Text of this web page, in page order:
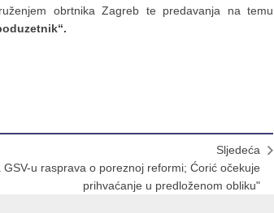
obrtnika Zagreb te predavanja na temu
Sljedeća
GSV-u rasprava o poreznoj reformi; Ćorić očekuje
prihvaćanje u predloženom obliku"